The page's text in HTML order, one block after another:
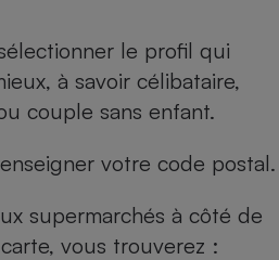
le profil qui
à savoir célibataire,
couple sans enfant.
votre code postal.
supermarchés à côté de
vous trouverez :